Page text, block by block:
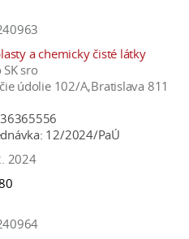
a chemicky čisté látky
SK sro
údolie 102/A,Bratislava 811
36365556
12/2024/PaÚ
2024